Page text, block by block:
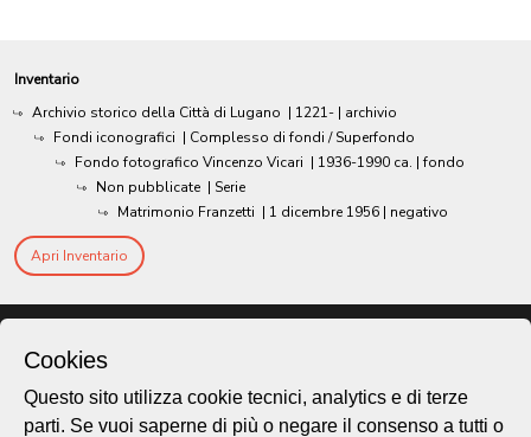
Inventario
Archivio storico della Città di Lugano | 1221- | archivio
Fondi iconografici | Complesso di fondi / Superfondo
Fondo fotografico Vincenzo Vicari | 1936-1990 ca. | fondo
Non pubblicate | Serie
Matrimonio Franzetti | 1 dicembre 1956 | negativo
Apri Inventario
Cookies
Questo sito utilizza cookie tecnici, analytics e di terze
parti. Se vuoi saperne di più o negare il consenso a tutti o